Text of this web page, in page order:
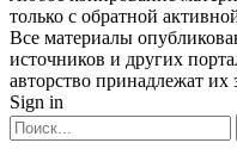
только с обратной
Все материалы
источников и других
авторство принадлежат
Sign in